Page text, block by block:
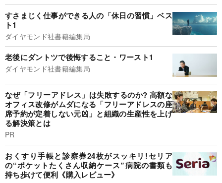
すさまじく仕事ができる人の「休日の習慣」ベス
ト1
ダイヤモンド社書籍編集局
老後にダントツで後悔すること・ワースト1
ダイヤモンド社書籍編集局
なぜ「フリーアドレス」は失敗するのか? 高額な
オフィス改修がムダになる「フリーアドレスの座
席予約が定着しない元凶」と組織の生産性を上げ
る解決策とは
PR
おくすり手帳と診察券24枚がスッキリ!セリア
の“ポケットたくさん収納ケース”病院の書類も
持ち歩けて便利《購入レビュー》